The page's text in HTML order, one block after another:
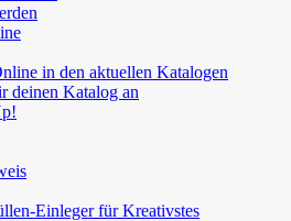
in den aktuellen Katalogen
deinen Katalog an
Einleger für Kreativstes